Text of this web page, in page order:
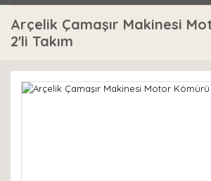
Arçelik Çamaşır Makinesi
2'li Takım